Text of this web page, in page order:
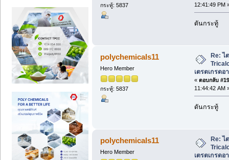
กระทู้: 5837
12:41:49 PM
ดันกระทู้
polychemicals11
Hero Member
กระทู้: 5837
Re: ไ
เตรตเกรดอ
« ตอบกลับ
11:44:42 AM
ดันกระทู้
polychemicals11
Hero Member
Re: ไ
เตรตเกรดอ